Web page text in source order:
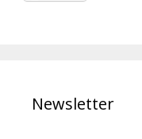
Newsletter